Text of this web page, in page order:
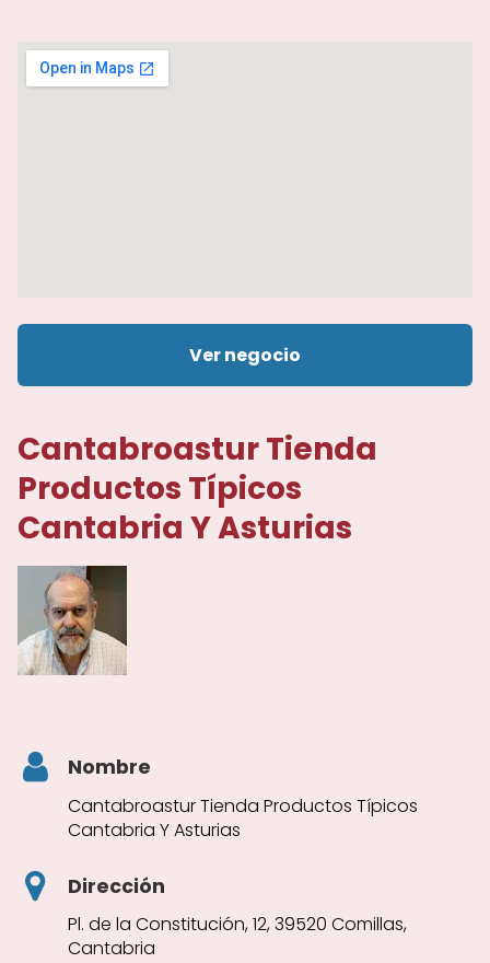
Ver negocio
Cantabroastur Tienda
Productos Típicos
Cantabria Y Asturias
Nombre
Cantabroastur Tienda Productos Típicos
Cantabria Y Asturias
Dirección
Pl. de la Constitución, 12, 39520 Comillas,
Cantabria